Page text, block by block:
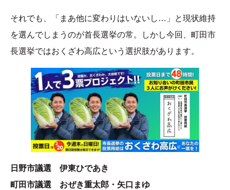
それでも、「まあ他に変わりはいないし…」と現状維持
を選んでしまうのが首長選挙の常。しかし今回、町田市
長選挙ではおくざわ高広という選択肢があります。
日野市議選 伊東ひであき
町田市議選 おぜき重太郎・矢口まゆ